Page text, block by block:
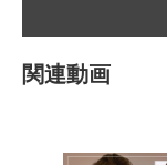
関連動画